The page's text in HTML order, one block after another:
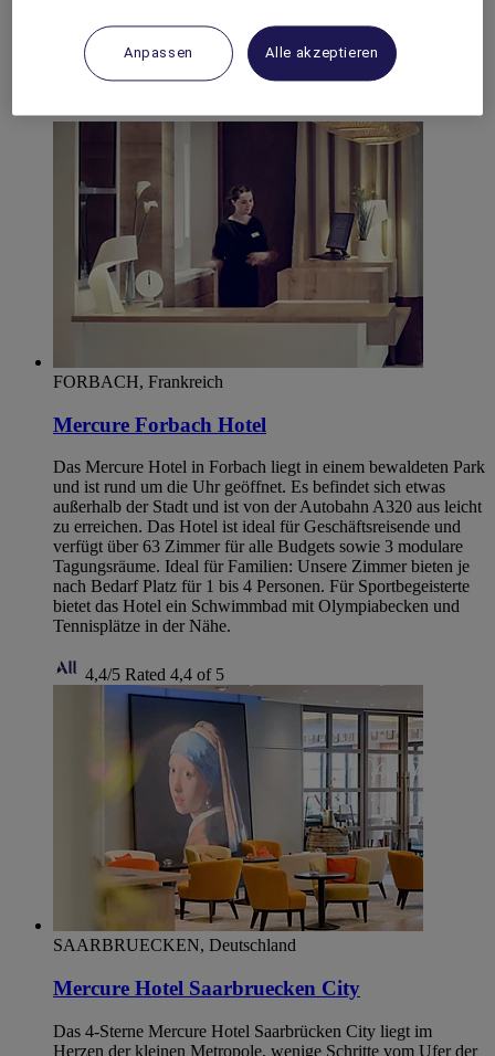
France
Lorraine
MOSELLE
FORBACH, Frankreich
Mercure Forbach Hotel
Das Mercure Hotel in Forbach liegt in einem bewaldeten Park
und ist rund um die Uhr geöffnet. Es befindet sich etwas
außerhalb der Stadt und ist von der Autobahn A320 aus leicht
zu erreichen. Das Hotel ist ideal für Geschäftsreisende und
verfügt über 63 Zimmer für alle Budgets sowie 3 modulare
Tagungsräume. Ideal für Familien: Unsere Zimmer bieten je
nach Bedarf Platz für 1 bis 4 Personen. Für Sportbegeisterte
bietet das Hotel ein Schwimmbad mit Olympiabecken und
Tennisplätze in der Nähe.
4,4/5 Rated 4,4 of 5
SAARBRUECKEN, Deutschland
Mercure Hotel Saarbruecken City
Das 4-Sterne Mercure Hotel Saarbrücken City liegt im
Herzen der kleinen Metropole, wenige Schritte vom Ufer der
Anpassen Alle akzeptieren